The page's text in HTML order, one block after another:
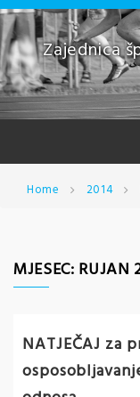
Skip
to
contentZajednica
Home 2014
MJESEC: RUJAN
NATJEČAJ za